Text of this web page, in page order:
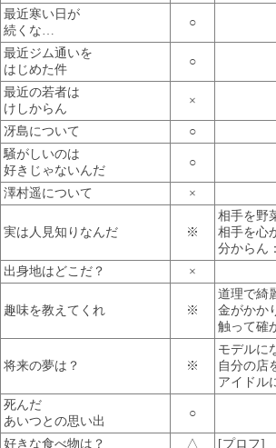
最近寒い日が
続くな…
○
最近ジム通いを
はじめた件
○
最近の若者は
けしからん
×
冴島について
○
騒がしいのは
好きじゃないんだ
○
澤村遥について ×
実は人見知りなんだ ※
相手を野
相手を心
分からん
出身地はどこだ？
×
趣味を教えてくれ ※
道理で綺
金がかか
触って確
将来の夢は？ ※
モデルに
自分の店
アイドル
死んだ
あいつとの思い出
○
好きな食べ物は？ △ [プロフ]